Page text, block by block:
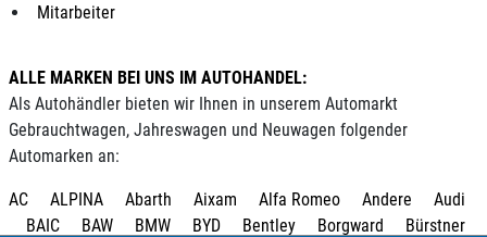
Mitarbeiter
ALLE MARKEN BEI UNS IM AUTOHANDEL:
Als Autohändler bieten wir Ihnen in unserem Automarkt
Gebrauchtwagen, Jahreswagen und Neuwagen folgender
Automarken an:
AC ALPINA Abarth Aixam Alfa Romeo Andere
Audi
BAIC
BAW BMW BYD Bentley Borgward
Bürstner